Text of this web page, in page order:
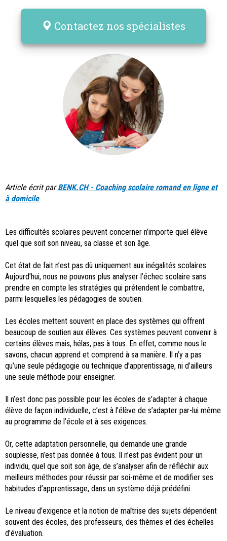
Contactez nos spécialistes
Article écrit parBENK.CH - Coaching scolaire romand en ligne et
à domicile
Les difficultés scolaires peuvent concerner n’importe quel élève
quel que soit son niveau, sa classe et son âge.
Cet état de fait n’est pas dû uniquement aux inégalités scolaires.
Aujourd’hui, nous ne pouvons plus analyser l’échec scolaire sans
prendre en compte les stratégies qui prétendent le combattre,
parmi lesquelles les pédagogies de soutien.
Les écoles mettent souvent en place des systèmes qui offrent
beaucoup de soutien aux élèves. Ces systèmes peuvent convenir à
certains élèves mais, hélas, pas à tous. En effet, comme nous le
savons, chacun apprend et comprend à sa manière. Il n’y a pas
qu’une seule pédagogie ou technique d’apprentissage, ni d’ailleurs
une seule méthode pour enseigner.
Il n’est donc pas possible pour les écoles de s’adapter à chaque
élève de façon individuelle, c’est à l’élève de s’adapter par-lui même
au programme de l’école et à ses exigences.
Or, cette adaptation personnelle, qui demande une grande
souplesse, n’est pas donnée à tous. Il n’est pas évident pour un
individu, quel que soit son âge, de s’analyser afin de réfléchir aux
meilleurs méthodes pour réussir par soi-même et de modifier ses
habitudes d’apprentissage, dans un système déjà prédéfini.
Le niveau d’exigence et la notion de maîtrise des sujets dépendent
souvent des écoles, des professeurs, des thèmes et des échelles
d’évaluation.